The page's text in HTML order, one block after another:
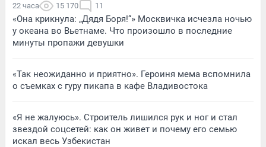
22 часа 15 170 11
«Она крикнула: „Дядя Боря!“» Москвичка исчезла ночью
у океана во Вьетнаме. Что произошло в последние
минуты пропажи девушки
«Так неожиданно и приятно». Героиня мема вспомнила
о съемках с гуру пикапа в кафе Владивостока
«Я не жалуюсь». Строитель лишился рук и ног и стал
звездой соцсетей: как он живет и почему его семью
искал весь Узбекистан